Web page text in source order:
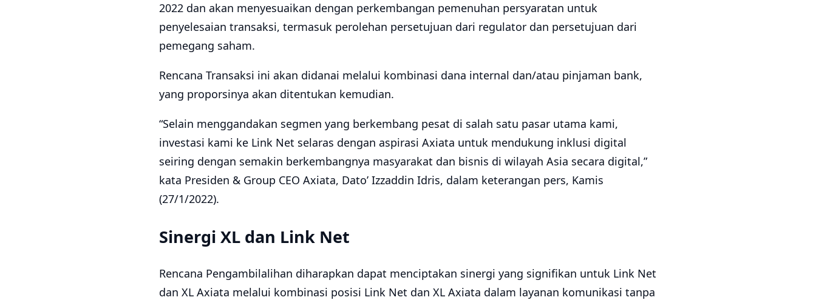
2022 dan akan menyesuaikan dengan perkembangan pemenuhan persyaratan untuk
penyelesaian transaksi, termasuk perolehan persetujuan dari regulator dan persetujuan dari
pemegang saham.
Rencana Transaksi ini akan didanai melalui kombinasi dana internal dan/atau pinjaman bank,
yang proporsinya akan ditentukan kemudian.
“Selain menggandakan segmen yang berkembang pesat di salah satu pasar utama kami,
investasi kami ke Link Net selaras dengan aspirasi Axiata untuk mendukung inklusi digital
seiring dengan semakin berkembangnya masyarakat dan bisnis di wilayah Asia secara digital,”
kata Presiden & Group CEO Axiata, Dato’ Izzaddin Idris, dalam keterangan pers, Kamis
(27/1/2022).
Sinergi XL dan Link Net
Rencana Pengambilalihan diharapkan dapat menciptakan sinergi yang signifikan untuk Link Net
dan XL Axiata melalui kombinasi posisi Link Net dan XL Axiata dalam layanan komunikasi tanpa